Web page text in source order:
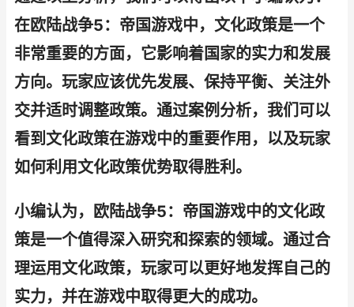
在欧陆战争5：帝国游戏中，文化政策是一个
非常重要的方面，它影响着国家的实力和发展
方向。玩家应该优先发展、保持平衡、关注外
交并适时调整政策。通过案例分析，我们可以
看到文化政策在游戏中的重要作用，以及玩家
如何利用文化政策优势取得胜利。
小编认为，欧陆战争5：帝国游戏中的文化政
策是一个值得深入研究和探索的领域。通过合
理运用文化政策，玩家可以更好地发挥自己的
实力，并在游戏中取得更大的成功。